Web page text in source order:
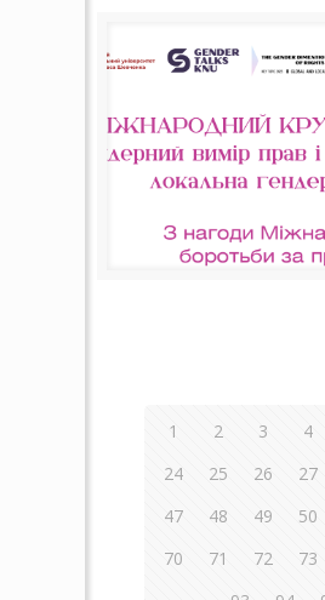
1 2 3
4
24
25 26
27
47
48 49
50
70
71 72
73